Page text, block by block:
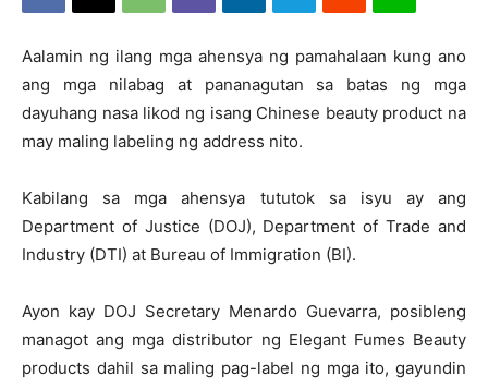
Aalamin ng ilang mga ahensya ng pamahalaan kung ano
ang mga nilabag at pananagutan sa batas ng mga
dayuhang nasa likod ng isang Chinese beauty product na
may maling labeling ng address nito.
Kabilang sa mga ahensya tututok sa isyu ay ang
Department of Justice (DOJ), Department of Trade and
Industry (DTI) at Bureau of Immigration (BI).
Ayon kay DOJ Secretary Menardo Guevarra, posibleng
managot ang mga distributor ng Elegant Fumes Beauty
products dahil sa maling pag-label ng mga ito, gayundin